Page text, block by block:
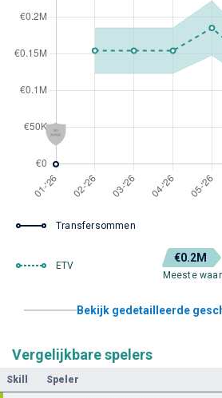
Transfersommen
ETV
€0.2M
Meeste
Bekijk gedetailleerde
Vergelijkbare spelers
Skill Speler